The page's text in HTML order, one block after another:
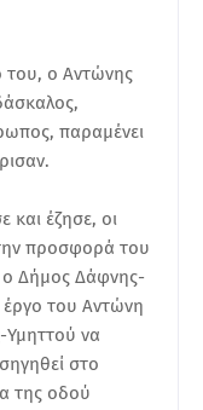
του, ο Αντώνης
παραμένει
και έζησε, οι
προσφορά του
ο Δήμος Δάφνης-
έργο του Αντώνη
Υμηττού να
στο
της οδού